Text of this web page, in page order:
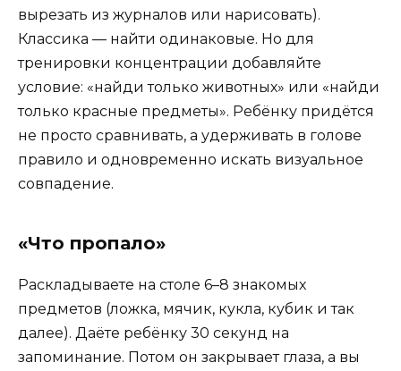
вырезать из журналов или нарисовать).
Классика — найти одинаковые. Но для
тренировки концентрации добавляйте
условие: «найди только животных» или «найди
только красные предметы». Ребёнку придётся
не просто сравнивать, а удерживать в голове
правило и одновременно искать визуальное
совпадение.
«Что пропало»
Раскладываете на столе 6–8 знакомых
предметов (ложка, мячик, кукла, кубик и так
далее). Даёте ребёнку 30 секунд на
запоминание. Потом он закрывает глаза, а вы